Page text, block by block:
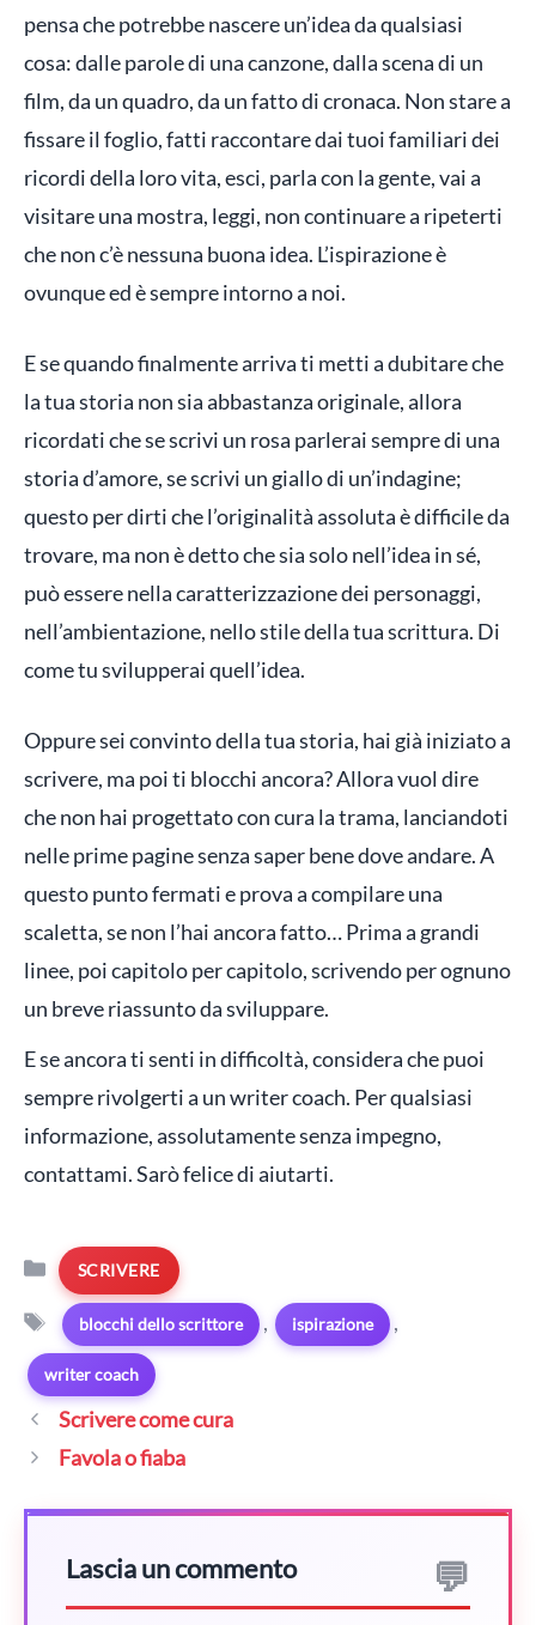
pensa che potrebbe nascere un’idea da qualsiasi
cosa: dalle parole di una canzone, dalla scena di un
film, da un quadro, da un fatto di cronaca. Non stare a
fissare il foglio, fatti raccontare dai tuoi familiari dei
ricordi della loro vita, esci, parla con la gente, vai a
visitare una mostra, leggi, non continuare a ripeterti
che non c’è nessuna buona idea. L’ispirazione è
ovunque ed è sempre intorno a noi.
E se quando finalmente arriva ti metti a dubitare che
la tua storia non sia abbastanza originale, allora
ricordati che se scrivi un rosa parlerai sempre di una
storia d’amore, se scrivi un giallo di un’indagine;
questo per dirti che l’originalità assoluta è difficile da
trovare, ma non è detto che sia solo nell’idea in sé,
può essere nella caratterizzazione dei personaggi,
nell’ambientazione, nello stile della tua scrittura. Di
come tu svilupperai quell’idea.
Oppure sei convinto della tua storia, hai già iniziato a
scrivere, ma poi ti blocchi ancora? Allora vuol dire
che non hai progettato con cura la trama, lanciandoti
nelle prime pagine senza saper bene dove andare. A
questo punto fermati e prova a compilare una
scaletta, se non l’hai ancora fatto… Prima a grandi
linee, poi capitolo per capitolo, scrivendo per ognuno
un breve riassunto da sviluppare.
E se ancora ti senti in difficoltà, considera che puoi
sempre rivolgerti a un writer coach. Per qualsiasi
informazione, assolutamente senza impegno,
contattami. Sarò felice di aiutarti.
Categorie
SCRIVERE
Tagblocchi dello scrittore , ispirazione ,
writer coach
Scrivere come cura
Favola o fiaba
Lascia un commento